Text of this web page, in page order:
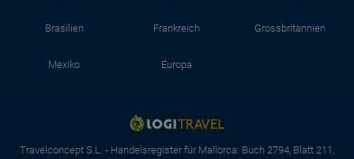
Brasilien Frankreich Grossbritannien
Mexiko Europa
Travelconcept S.L. - Handelsregister für Mallorca: Buch 2794, Blatt 211,